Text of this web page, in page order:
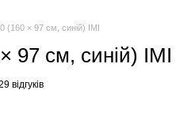
(160 × 97 см, синій) ІМІ
97 см, синій) ІМІ
відгуків